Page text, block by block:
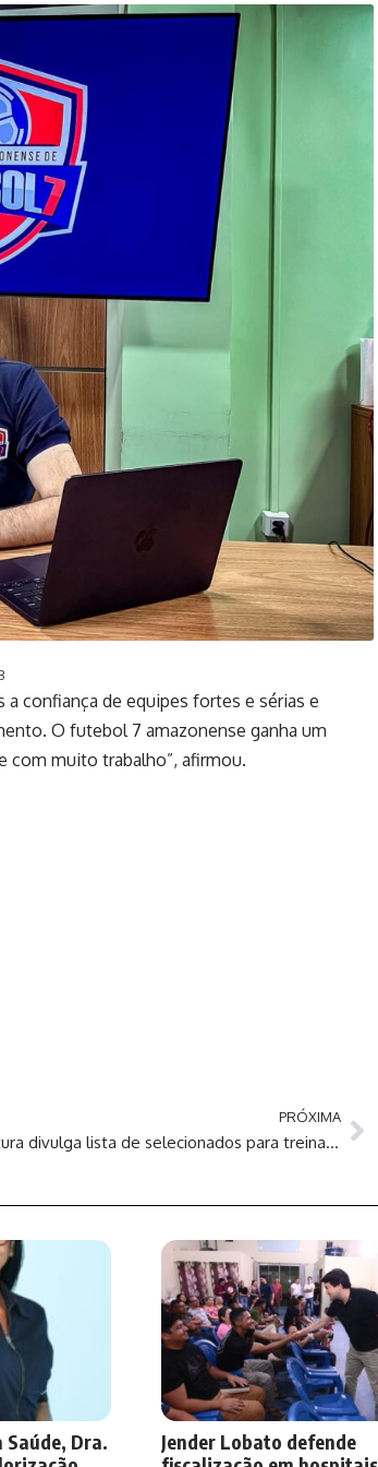
confiança de equipes fortes e sérias e
O futebol 7 amazonense ganha um
com muito trabalho”, afirmou.
PRÓXIMA
Prefeitura divulga lista de selecionados para treinamento gratuito de Gestão de Redes Sociais
Saúde, Dra.
Jender Lobato defende